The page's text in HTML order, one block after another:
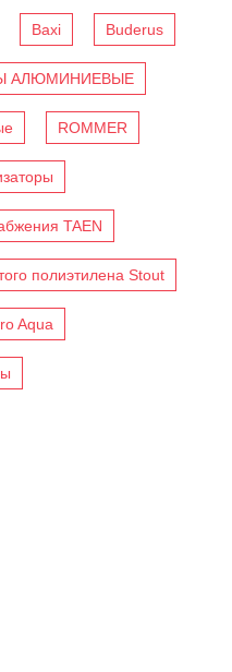
Baxi Buderus
АЛЮМИНИЕВЫЕ
ROMMER
TAEN
полиэтилена Stout
Aqua